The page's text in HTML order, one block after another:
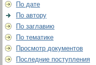
По дате
По автору
По заглавию
По тематике
Просмотр документов
Последние поступления